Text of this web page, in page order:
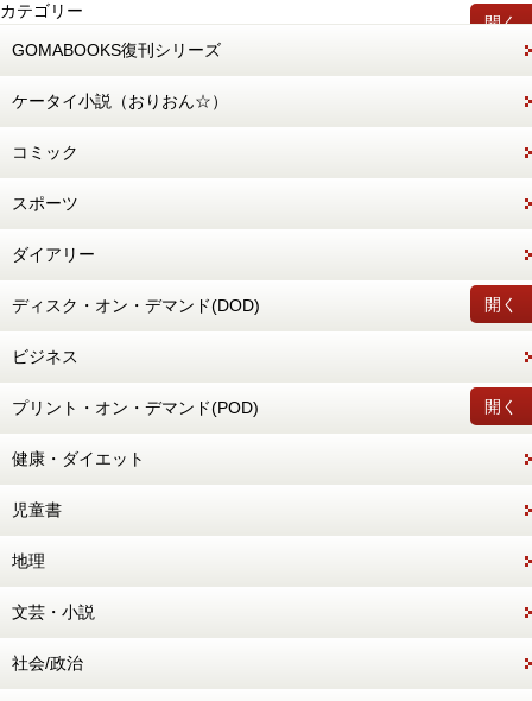
開く
カテゴリー
GOMABOOKS復刊シリーズ
ケータイ小説（おりおん☆）
コミック
スポーツ
ダイアリー
開く
ディスク・オン・デマンド(DOD)
ビジネス
開く
プリント・オン・デマンド(POD)
健康・ダイエット
児童書
地理
文芸・小説
社会/政治